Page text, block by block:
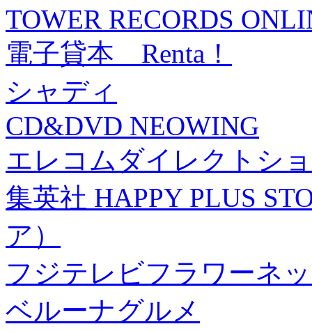
TOWER RECORDS
電子貸本 Renta！
シャディ
CD&DVD NEOWING
エレコムダイレクトシ
集英社 HAPPY PLUS
ア）
フジテレビフラワーネ
ベルーナグルメ